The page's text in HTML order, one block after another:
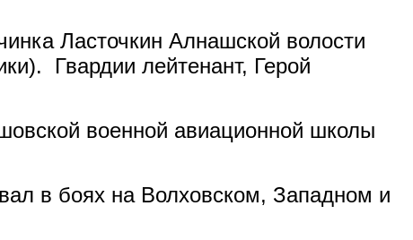
Ласточкин Алнашской волости
Гвардии лейтенант, Герой
военной авиационной школы
в боях на Волховском, Западном и